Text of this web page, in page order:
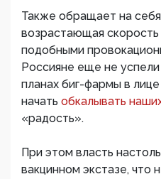
Также обращает на
возрастающая
подобными
Россияне еще не
планах биг-фармы в
начать обкалывать
«радость».
При этом власть
вакцинном экстазе, что